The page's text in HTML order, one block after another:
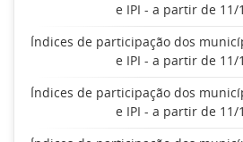
e IPI - a partir de 11/
Índices de participação dos
e IPI - a partir de 11/
Índices de participação dos
e IPI - a partir de 11/